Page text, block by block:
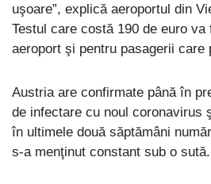
uşoare”, explică aeroportul din
Testul care costă 190 de euro
aeroport şi pentru pasagerii care
Austria are confirmate până în
de infectare cu noul coronavirus
în ultimele două săptămâni
s-a menţinut constant sub o sută.